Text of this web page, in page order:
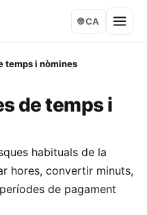
🌐 CA
temps i nòmines
de temps i
habituals de la
hores, convertir minuts,
de pagament